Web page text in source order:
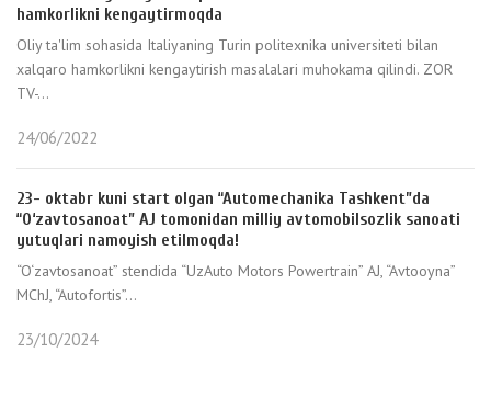
hamkorlikni kengaytirmoqda
Oliy ta'lim sohasida Italiyaning Turin politexnika universiteti bilan
xalqaro hamkorlikni kengaytirish masalalari muhokama qilindi. ZOR
TV-...
24/06/2022
23- oktabr kuni start olgan “Automechanika Tashkent”da
“O‘zavtosanoat” AJ tomonidan milliy avtomobilsozlik sanoati
yutuqlari namoyish etilmoqda!
“O‘zavtosanoat” stendida “UzAuto Motors Powertrain” AJ, “Avtooyna”
MChJ, “Autofortis”...
23/10/2024